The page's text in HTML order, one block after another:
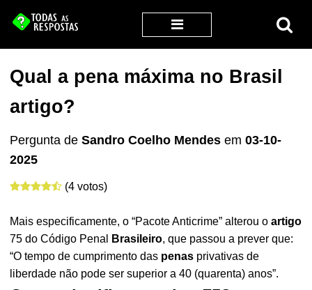
Qual a pena máxima no Brasil
artigo?
Pergunta deSandro Coelho Mendes em03-10-
2025
(4 votos)
Mais especificamente, o “Pacote Anticrime” alterou oartigo
75 do Código Penal
Brasileiro, que passou a prever que:
“O tempo de cumprimento das penas privativas de
liberdade não pode ser superior a 40 (quarenta) anos”.